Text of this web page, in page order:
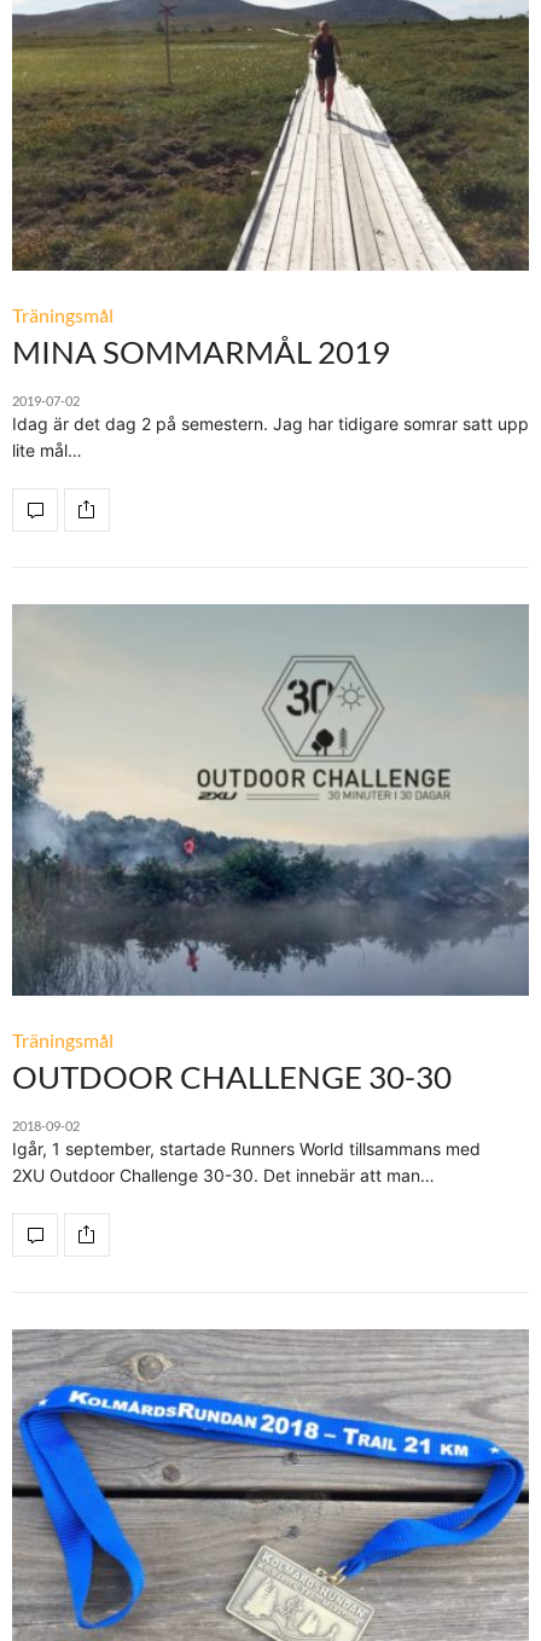
Träningsmål
MINA SOMMARMÅL 2019
2019-07-02
Idag är det dag 2 på semestern. Jag har tidigare somrar satt upp
lite mål…
Träningsmål
OUTDOOR CHALLENGE 30-30
2018-09-02
Igår, 1 september, startade Runners World tillsammans med
2XU Outdoor Challenge 30-30. Det innebär att man…